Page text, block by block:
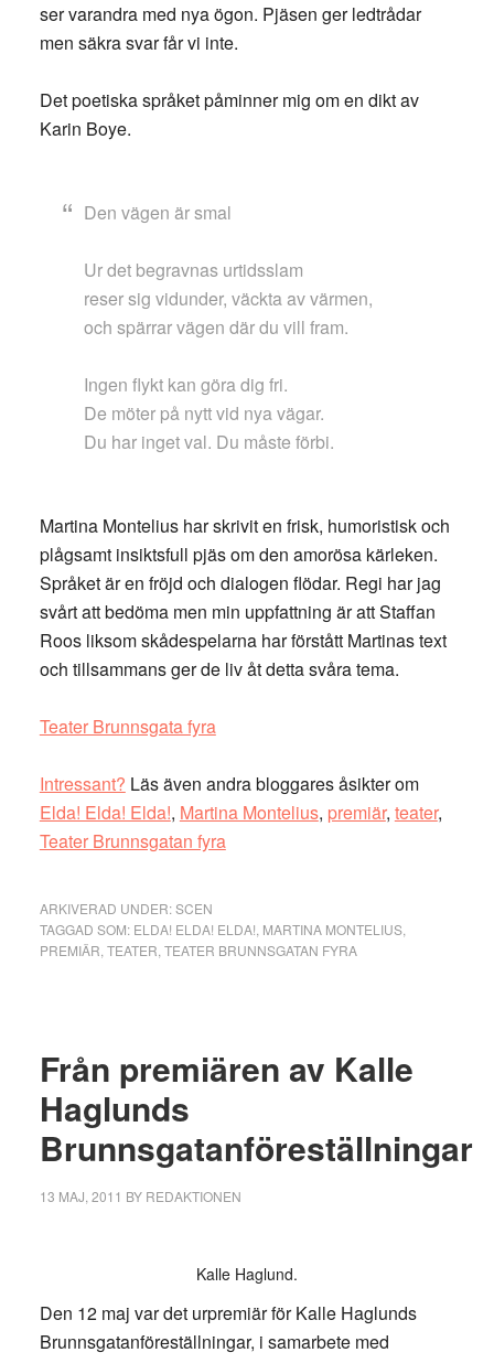
ser varandra med nya ögon. Pjäsen ger ledtrådar
men säkra svar får vi inte.
Det poetiska språket påminner mig om en dikt av
Karin Boye.
Den vägen är smal
Ur det begravnas urtidsslam
reser sig vidunder, väckta av värmen,
och spärrar vägen där du vill fram.
Ingen flykt kan göra dig fri.
De möter på nytt vid nya vägar.
Du har inget val. Du måste förbi.
Martina Montelius har skrivit en frisk, humoristisk och
plågsamt insiktsfull pjäs om den amorösa kärleken.
Språket är en fröjd och dialogen flödar. Regi har jag
svårt att bedöma men min uppfattning är att Staffan
Roos liksom skådespelarna har förstått Martinas text
och tillsammans ger de liv åt detta svåra tema.
Teater Brunnsgata fyra
Intressant? Läs även andra bloggares åsikter om
Elda! Elda! Elda!, Martina Montelius, premiär, teater,
Teater Brunnsgatan fyra
ARKIVERAD UNDER:SCEN
TAGGAD SOM: ELDA! ELDA! ELDA! MARTINA MONTELIUS,
PREMIÄR TEATER TEATER BRUNNSGATAN FYRA
Från premiären av Kalle
Haglunds
Brunnsgatanföreställningar
13 MAJ, 2011 BY REDAKTIONEN
Kalle Haglund.
Den 12 maj var det urpremiär för Kalle Haglunds
Brunnsgatanföreställningar, i samarbete med